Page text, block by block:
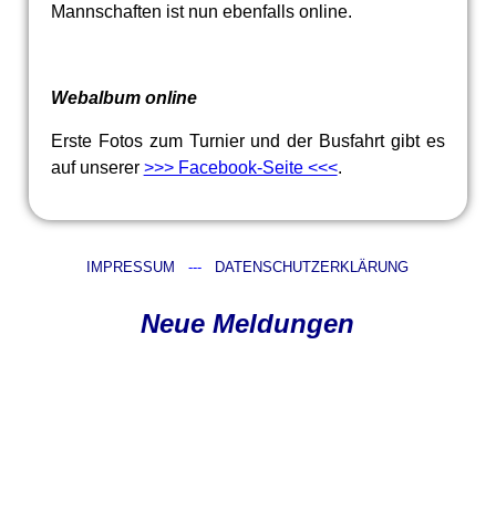
Mannschaften ist nun ebenfalls online.
Webalbum online
Erste Fotos zum Turnier und der Busfahrt gibt es
auf unserer >>> Facebook-Seite <<<.
IMPRESSUM --- DATENSCHUTZERKLÄRUNG
Neue Meldungen